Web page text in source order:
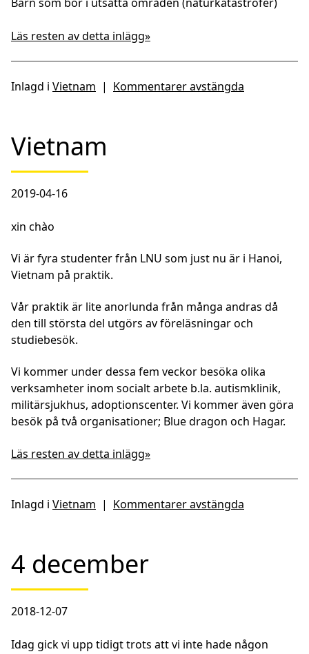
Läs resten av detta inlägg»
Inlagd i Vietnam | Kommentarer avstängda
Vietnam
2019-04-16
xin chào
Vi är fyra studenter från LNU som just nu är i Hanoi,
Vietnam på praktik.
Vår praktik är lite anorlunda från många andras då
den till största del utgörs av föreläsningar och
studiebesök.
Vi kommer under dessa fem veckor besöka olika
verksamheter inom socialt arbete b.la. autismklinik,
militärsjukhus, adoptionscenter. Vi kommer även göra
besök på två organisationer; Blue dragon och Hagar.
Läs resten av detta inlägg»
Inlagd i Vietnam | Kommentarer avstängda
4 december
2018-12-07
Idag gick vi upp tidigt trots att vi inte hade någon